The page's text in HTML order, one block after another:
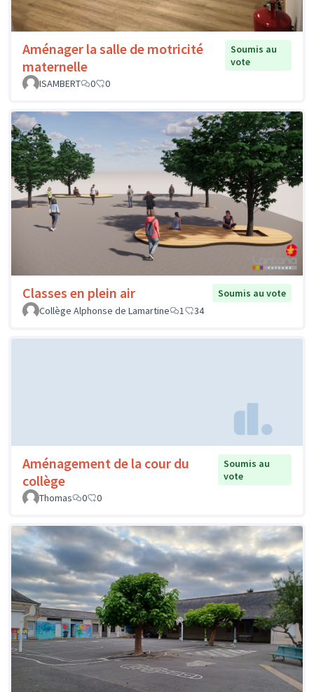
Aménager la salle de motricité
maternelle
Soumis au
vote
ISAMBERT
0 0
Classes en plein air
Soumis au vote
Collège Alphonse de Lamartine
1 34
Aménagement de la cour du
collège
Soumis au
vote
Thomas
0 0